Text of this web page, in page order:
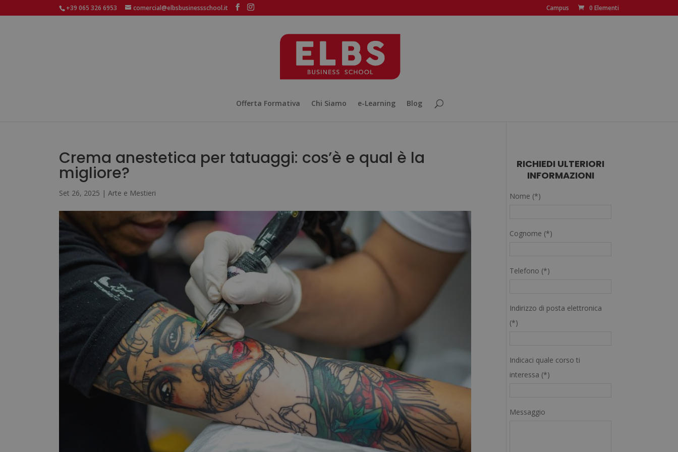
+39 065 326 6953 comercial@elbsbusinessschool.it Campus 0 Elementi
Offerta Formativa Chi Siamo e-Learning Blog
Crema anestetica per tatuaggi: cos’è e qual è la
migliore?
Set 26, 2025 | Arte e Mestieri
RICHIEDI ULTERIORI
INFORMAZIONI
Nome (*)
Cognome (*)
Telefono (*)
Indirizzo di posta elettronica
(*)
Indicaci quale corso ti
interessa (*)
Messaggio